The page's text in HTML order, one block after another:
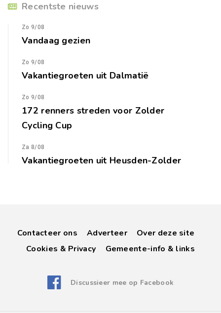
Recentste nieuws
Zo 9/08
Vandaag gezien
Zo 9/08
Vakantiegroeten uit Dalmatië
Zo 9/08
172 renners streden voor Zolder
Cycling Cup
Za 8/08
Vakantiegroeten uit Heusden-Zolder
Contacteer ons Adverteer
Over deze site
Cookies & Privacy
Gemeente-info & links
Discussieer mee op Facebook